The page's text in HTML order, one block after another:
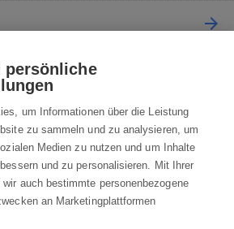
uns
962 Mo-Fr 8:00—16:00 Uhr
persönliche
um Informationen über die Leistung
zu sammeln und zu analysieren, um
Medien zu nutzen und um Inhalte
und zu personalisieren. Mit Ihrer
auch bestimmte personenbezogene
an Marketingplattformen